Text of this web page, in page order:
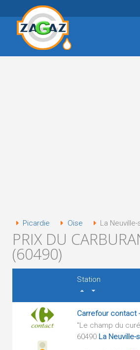
Picardie Oise La
PRIX DU
(60490)
Station
Carrefour contact
"Le champ du
60490 La Neuville-